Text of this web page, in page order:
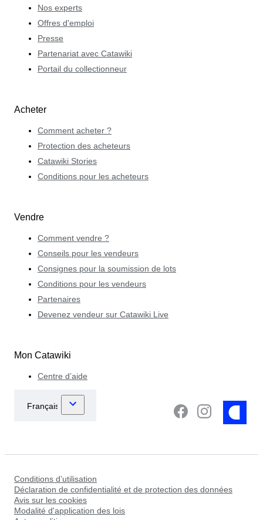
Nos experts
Offres d'emploi
Presse
Partenariat avec Catawiki
Portail du collectionneur
Acheter
Comment acheter ?
Protection des acheteurs
Catawiki Stories
Conditions pour les acheteurs
Vendre
Comment vendre ?
Conseils pour les vendeurs
Consignes pour la soumission de lots
Conditions pour les vendeurs
Partenaires
Devenez vendeur sur Catawiki Live
Mon Catawiki
Centre d’aide
Conditions d’utilisation
Déclaration de confidentialité et de protection des données
Avis sur les cookies
Modalité d'application des lois